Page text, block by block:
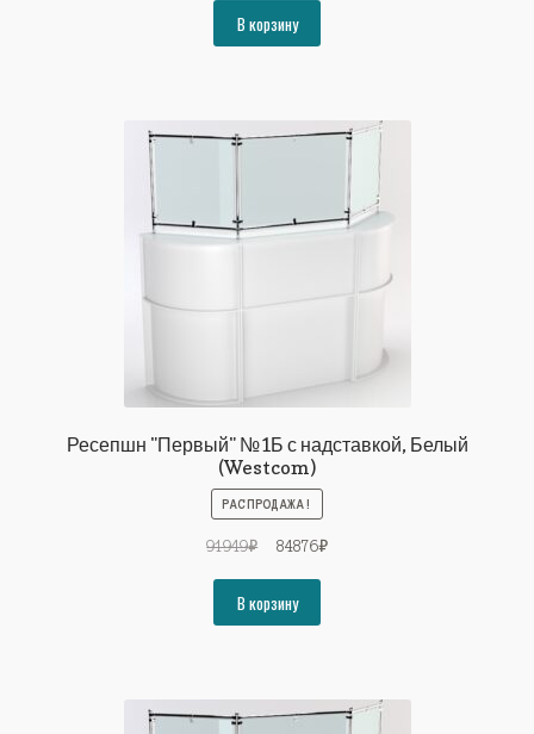
составляла
28864₽.
В корзину
Ресепшн "Первый" №1Б с надставкой, Белый
(Westcom)
РАСПРОДАЖА!
91949₽
Первоначальная
составляла
91949₽.
84876₽Текущая
В корзину